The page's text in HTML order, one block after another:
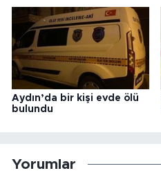
Aydın’da bir kişi evde ölü
bulundu
Yorumlar